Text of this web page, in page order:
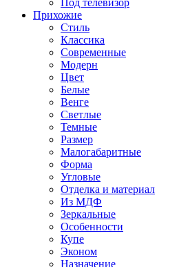
Под телевизор
Прихожие
Стиль
Классика
Современные
Модерн
Цвет
Белые
Венге
Светлые
Темные
Размер
Малогабаритные
Форма
Угловые
Отделка и материал
Из МДФ
Зеркальные
Особенности
Купе
Эконом
Назначение